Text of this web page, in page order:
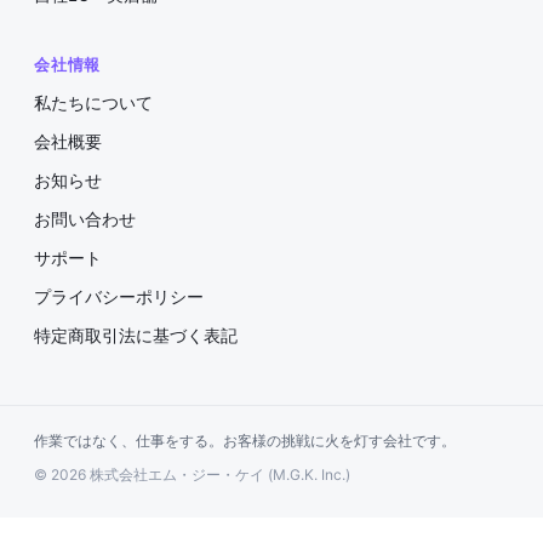
会社情報
私たちについて
会社概要
お知らせ
お問い合わせ
サポート
プライバシーポリシー
特定商取引法に基づく表記
作業ではなく、仕事をする。お客様の挑戦に火を灯す会社です。
© 2026 株式会社エム・ジー・ケイ (M.G.K. Inc.)